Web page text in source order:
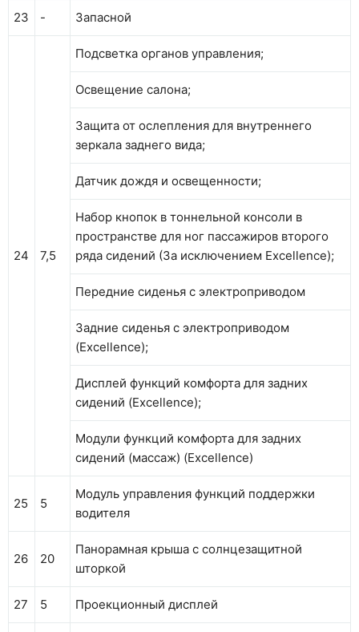
23 - Запасной
24 7,5
Подсветка органов управления;
Освещение салона;
Защита от ослепления для внутреннего
зеркала заднего вида;
Датчик дождя и освещенности;
Набор кнопок в тоннельной консоли в
пространстве для ног пассажиров второго
ряда сидений (За исключением Excellence);
Передние сиденья с электроприводом
Задние сиденья с электроприводом
(Excellence);
Дисплей функций комфорта для задних
сидений (Excellence);
Модули функций комфорта для задних
сидений (массаж) (Excellence)
25 5
Модуль управления функций поддержки
водителя
26 20
Панорамная крыша с солнцезащитной
шторкой
27 5 Проекционный дисплей